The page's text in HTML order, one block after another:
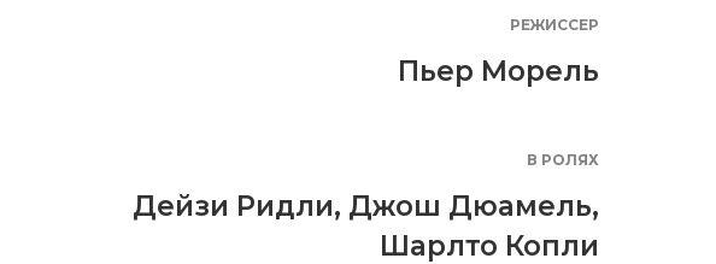
РЕЖИССЕР
Пьер Морель
В РОЛЯХ
Дейзи Ридли, Джош Дюамель,
Шарлто Копли